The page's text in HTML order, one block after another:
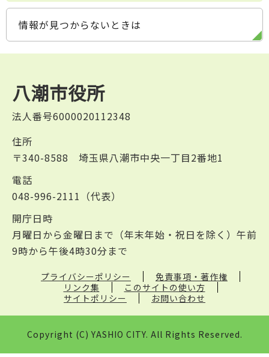
情報が見つからないときは
八潮市役所
法人番号6000020112348
住所
〒340-8588 埼玉県八潮市中央一丁目2番地1
電話
048-996-2111（代表）
開庁日時
月曜日から金曜日まで（年末年始・祝日を除く）午前
9時から午後4時30分まで
プライバシーポリシー
免責事項・著作権
リンク集
このサイトの使い方
サイトポリシー
お問い合わせ
Copyright (C) YASHIO CITY. All Rights Reserved.